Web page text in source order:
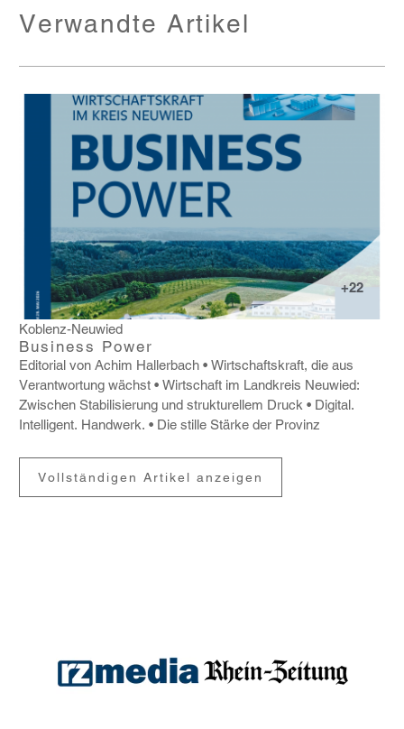
Verwandte Artikel
+22
Koblenz-Neuwied
Business Power
Edito­rial von Achim Haller­bach Wirt­schafts­kraft, die aus
Verant­wor­tung wächst Wirt­schaft im Land­kreis Neuwied:
Zwischen Stabi­li­sie­rung und struk­tu­rellem Druck Digital.
Intel­li­gent. Hand­werk. Die stille Stärke der Provinz
Vollständigen Artikel anzeigen